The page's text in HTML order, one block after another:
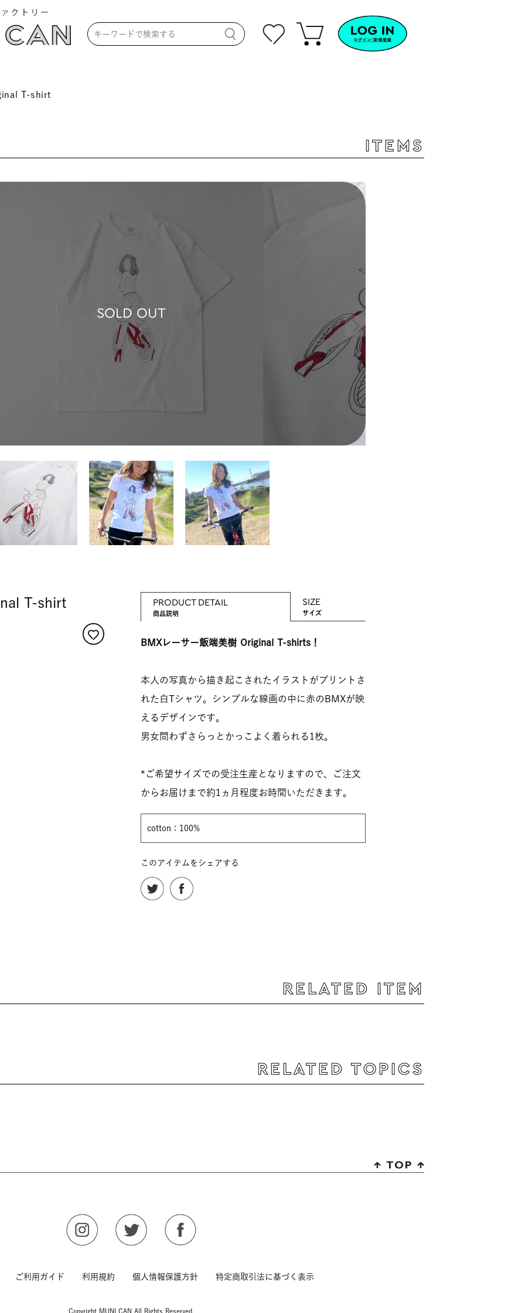
T-shirt
ITEMS
SOLD OUT
T-shirt PRODUCT DETAIL
商品説明
SIZE
サイズ
BMXレーサー飯端美樹 Original T-shirts！
本人の写真から描き起こされたイラストがプリントさ
れた白Tシャツ。シンプルな線画の中に赤のBMXが映
えるデザインです。
男女問わずさらっとかっこよく着られる1枚。
*ご希望サイズでの受注生産となりますので、ご注文
からお届けまで約1ヵ月程度お時間いただきます。
cotton：100%
このアイテムをシェアする
RELATED ITEM
RELATED TOPICS
ご利用ガイド 利用規約 個人情報保護方針 特定商取引法に基づく表示
Copyright MUNI CAN All Rights Reserved.